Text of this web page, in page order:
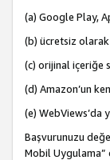
(a) Google Play,
(b) ücretsiz
(c) orijinal içeriğe
(d) Amazon’un
(e) WebViews’da
Başvurunuzu
Mobil